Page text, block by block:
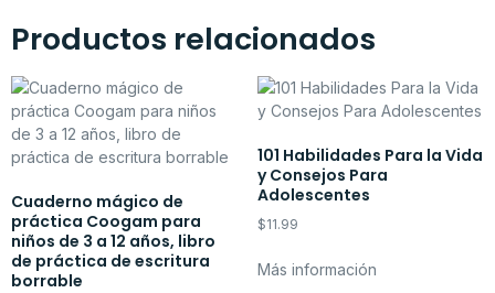
Productos relacionados
Cuaderno mágico de
práctica Coogam para
niños de 3 a 12 años, libro
de práctica de escritura
borrable
101 Habilidades Para la Vida
y Consejos Para
Adolescentes
$11.99
Más información